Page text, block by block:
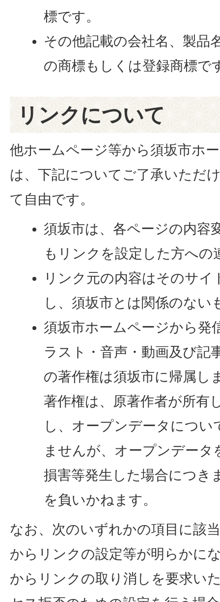
標です。
その他記載の会社名、製品
の商標もしくは登録商標で
リンクについて
他ホームページ等から須坂市ホ
は、下記についてご了承いただ
て自由です。
須坂市は、各ページの内容
もリンクを設定した方への
リンク元の内容はそのサイ
し、須坂市とは関係のない
須坂市ホームページから発
ラスト・音声・動画及び記
の著作権は須坂市に帰属し
著作権は、原著作者が所有
し、オープンデータにつ
ませんが、オープンデー
損害等発生した場合につき
を負いかねます。
なお、次のいずれかの項目に該
からリンクの設定等が明らかに
からリンクの取り消しを要求い